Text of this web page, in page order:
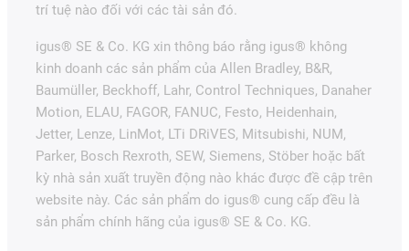
trí tuệ nào đối với các tài sản đó.
igus® SE & Co. KG xin thông báo rằng igus® không
kinh doanh các sản phẩm của Allen Bradley, B&R,
Baumüller, Beckhoff, Lahr, Control Techniques, Danaher
Motion, ELAU, FAGOR, FANUC, Festo, Heidenhain,
Jetter, Lenze, LinMot, LTi DRiVES, Mitsubishi, NUM,
Parker, Bosch Rexroth, SEW, Siemens, Stöber hoặc bất
kỳ nhà sản xuất truyền động nào khác được đề cập trên
website này. Các sản phẩm do igus® cung cấp đều là
sản phẩm chính hãng của igus® SE & Co. KG.